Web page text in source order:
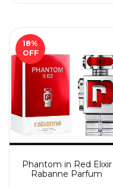
18%
OFF
Phantom in Red Elixir
Rabanne Parfum